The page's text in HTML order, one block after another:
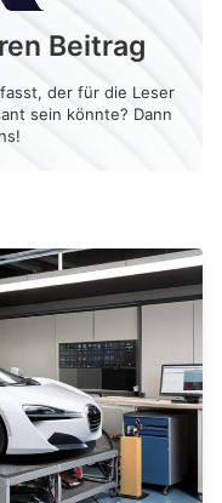
Beitrag
der für die Leser
sein könnte? Dann